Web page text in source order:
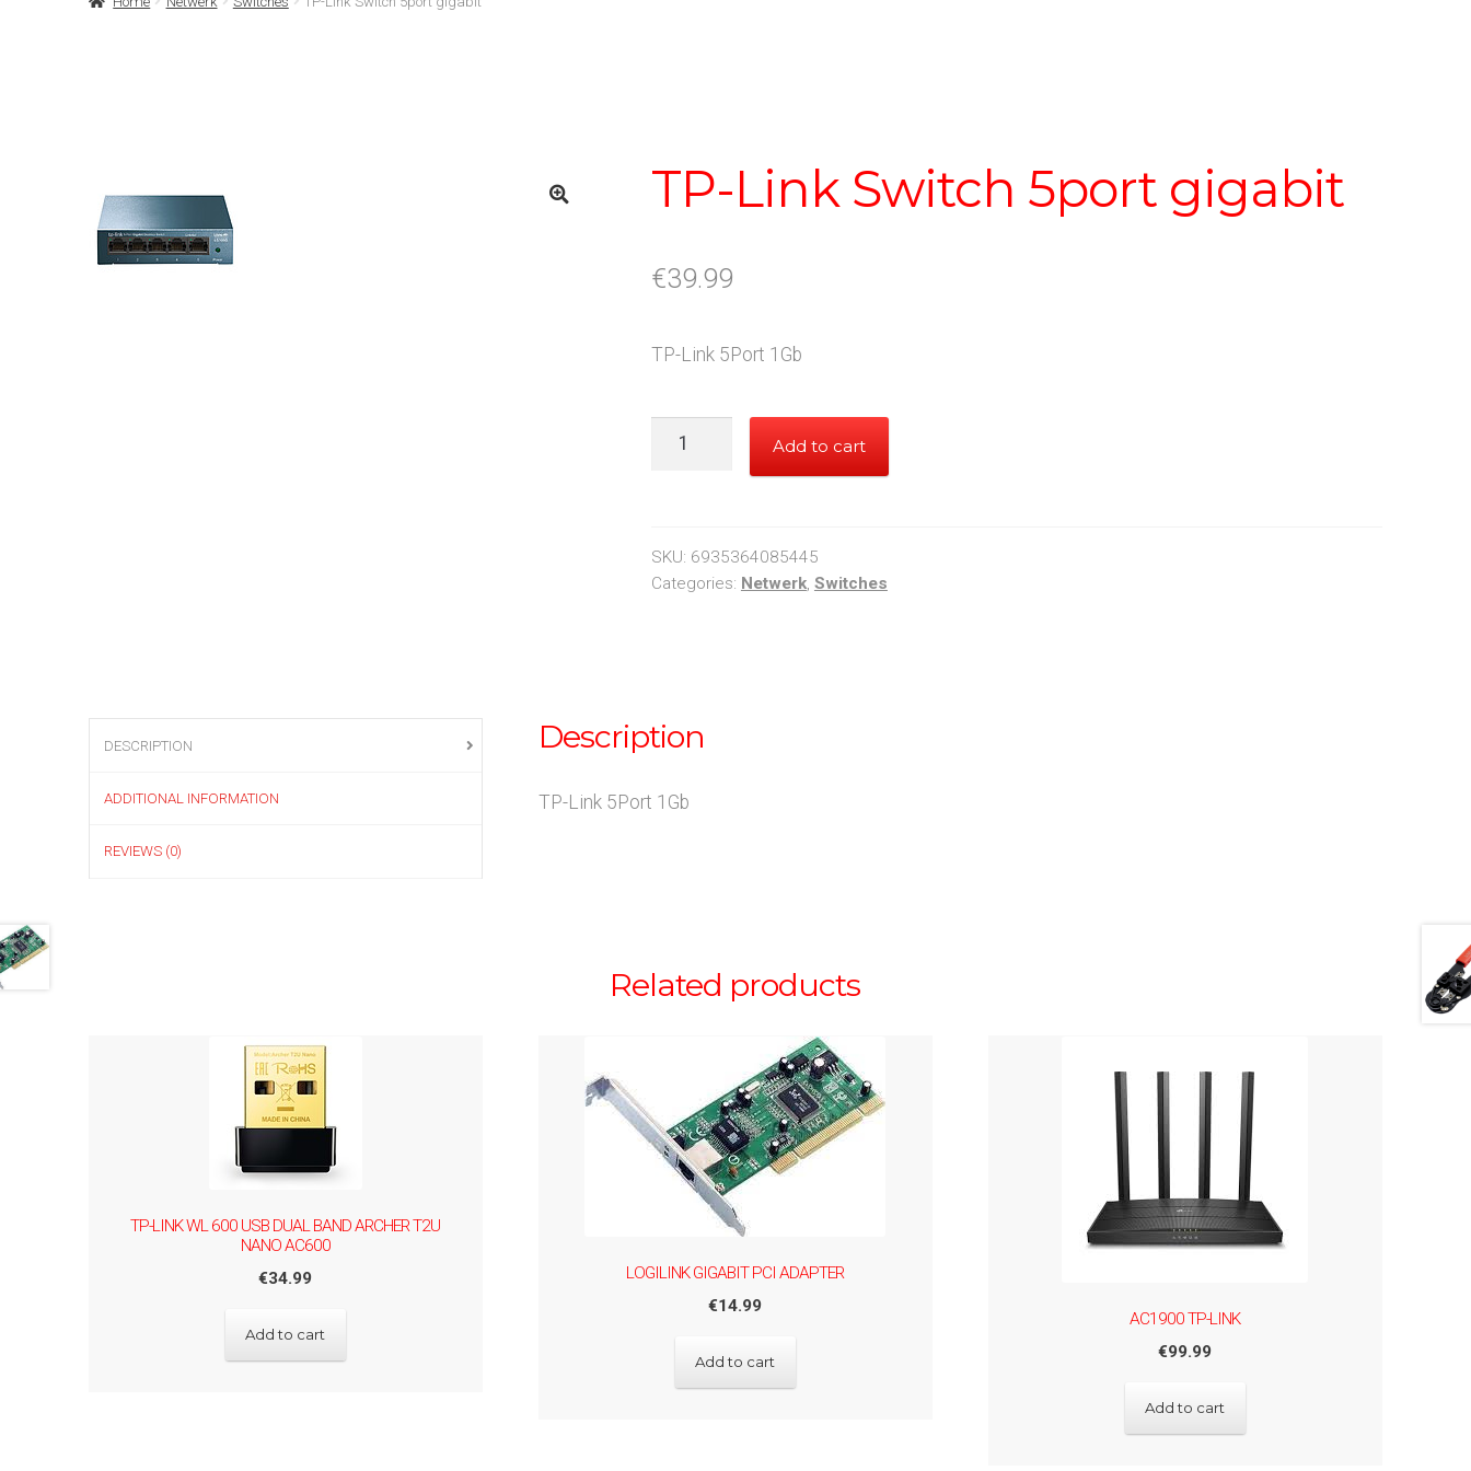
TP-Link Switch 5port gigabit
€39.99
TP-Link 5Port 1Gb
TP-
gigabit
quantity
Add to cart
SKU: 6935364085445
Categories: Netwerk, Switches
DESCRIPTION
ADDITIONAL INFORMATION
REVIEWS (0)
Description
TP-Link 5Port 1Gb
Related products
TP-LINK WL 600 USB DUAL BAND ARCHER T2U
NANO AC600
€34.99
Add to cart
LOGILINK GIGABIT PCI ADAPTER
€14.99
Add to cart
AC1900 TP-LINK
€99.99
Add to cart